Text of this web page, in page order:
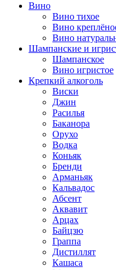
Вино
Вино тихое
Вино
Вино
Шампанские и
Шампанское
Вино игристое
Крепкий алкоголь
Виски
Джин
Расилья
Баканора
Орухо
Водка
Коньяк
Бренди
Арманьяк
Кальвадос
Абсент
Аквавит
Арцах
Байцзю
Граппа
Дистиллят
Кашаса